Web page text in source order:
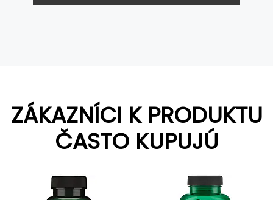
ZÁKAZNÍCI K PRODUKTU
ČASTO KUPUJÚ